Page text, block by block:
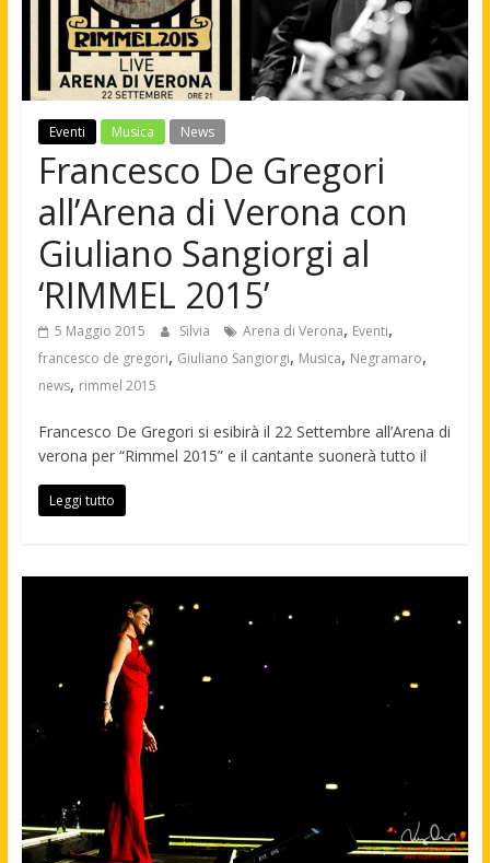
Eventi Musica News
Francesco De Gregori
all’Arena di Verona con
Giuliano Sangiorgi al
‘RIMMEL 2015’
5 Maggio 2015 Silvia Arena di Verona, Eventi,
francesco de gregori, Giuliano Sangiorgi, Musica, Negramaro,
news, rimmel 2015
Francesco De Gregori si esibirà il 22 Settembre all’Arena di
verona per “Rimmel 2015” e il cantante suonerà tutto il
Leggi tutto